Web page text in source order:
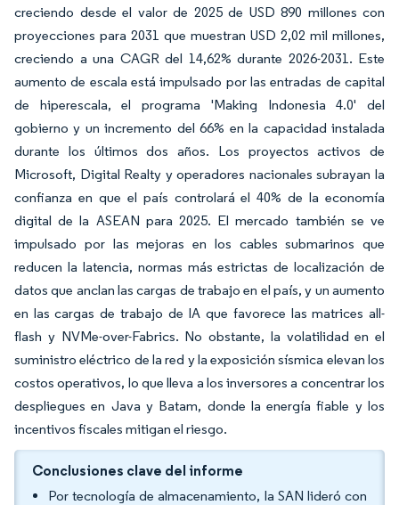
creciendo desde el valor de 2025 de USD 890 millones con
proyecciones para 2031 que muestran USD 2,02 mil millones,
creciendo a una CAGR del 14,62% durante 2026-2031. Este
aumento de escala está impulsado por las entradas de capital
de hiperescala, el programa 'Making Indonesia 4.0' del
gobierno y un incremento del 66% en la capacidad instalada
durante los últimos dos años. Los proyectos activos de
Microsoft, Digital Realty y operadores nacionales subrayan la
confianza en que el país controlará el 40% de la economía
digital de la ASEAN para 2025. El mercado también se ve
impulsado por las mejoras en los cables submarinos que
reducen la latencia, normas más estrictas de localización de
datos que anclan las cargas de trabajo en el país, y un aumento
en las cargas de trabajo de IA que favorece las matrices all-
flash y NVMe-over-Fabrics. No obstante, la volatilidad en el
suministro eléctrico de la red y la exposición sísmica elevan los
costos operativos, lo que lleva a los inversores a concentrar los
despliegues en Java y Batam, donde la energía fiable y los
incentivos fiscales mitigan el riesgo.
Conclusiones clave del informe
Por tecnología de almacenamiento, la SAN lideró con